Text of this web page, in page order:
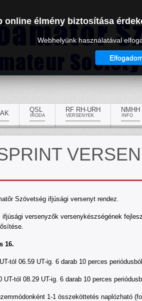
QSL
IRODA
RF RH-URH
VERSENYEK
NMHH
INFO
Szövetség ifjúsági versenyt rendez.
ifjúsági versenyzők versenykészségének
16.
tól 06.59 UT-ig. 6 darab 10 perces
UT-tól 08.29 UT-ig. 6 darab 10 perces
1-1 összeköttetés naplózható
online élmény biztosítása
Webhelyünk használatával